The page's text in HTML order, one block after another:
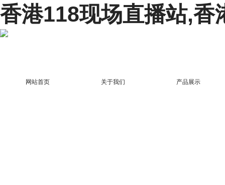
香港118现场直播站,香
网站首页 关于我们 产品展示